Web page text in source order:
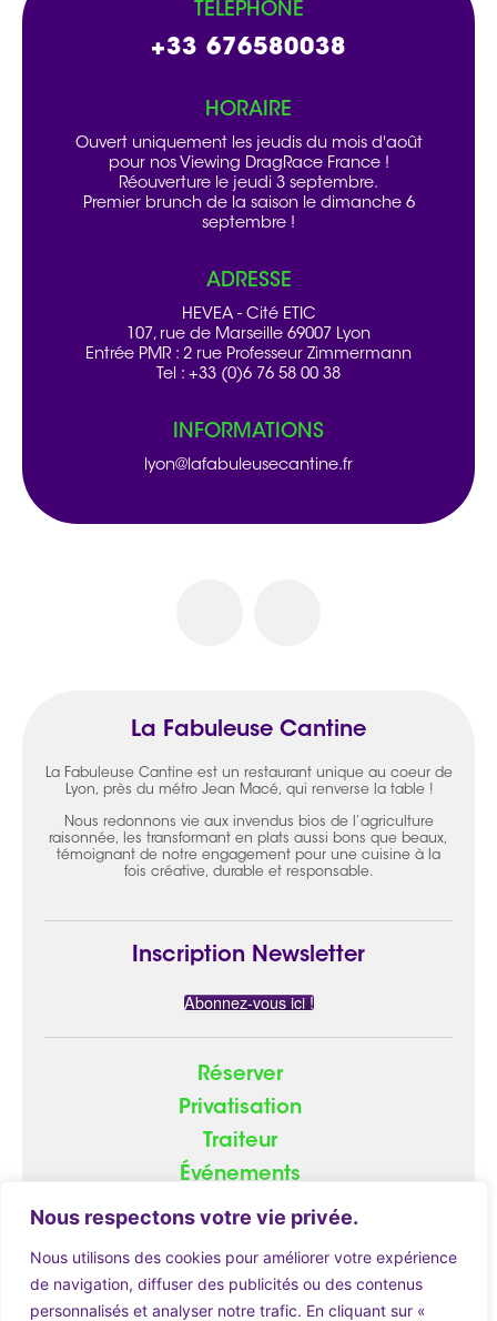
Nous respectons votre vie privée.
Nous utilisons des cookies pour améliorer votre expérience
de navigation, diffuser des publicités ou des contenus
personnalisés et analyser notre trafic. En cliquant sur «
TÉLÉPHONE
+33 676580038
HORAIRE
Ouvert uniquement les jeudis du mois d'août
pour nos Viewing DragRace France !
Réouverture le jeudi 3 septembre.
Premier brunch de la saison le dimanche 6
septembre !
ADRESSE
HEVEA - Cité ETIC
107, rue de Marseille 69007 Lyon
Entrée PMR : 2 rue Professeur Zimmermann
Tel : +33 (0)6 76 58 00 38
INFORMATIONS
lyon@lafabuleusecantine.fr
La Fabuleuse Cantine
La Fabuleuse Cantine est un restaurant unique au coeur de
Lyon, près du métro Jean Macé, qui renverse la table !
Nous redonnons vie aux invendus bios de l’agriculture
raisonnée, les transformant en plats aussi bons que beaux,
témoignant de notre engagement pour une cuisine à la
fois créative, durable et responsable.
Inscription Newsletter
Abonnez-vous ici !
Réserver
Privatisation
Traiteur
Événements
Groupe